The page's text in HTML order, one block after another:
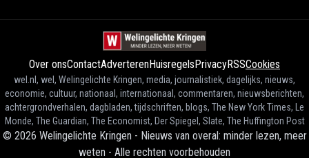
Over onsContactAdverterenHuisregelsPrivacyRSSCookies
wel.nl, wel, Welingelichte Kringen, media, journalistiek, dagelijks, nieuws,
economie, cultuur, nationaal, internationaal, commentaren, nieuwsberichten,
achtergrondverhalen, dagbladen, tijdschriften, blogs, The New York Times, Le
Monde, The Guardian, The Economist, Der Spiegel, Slate, The Huffington Post
© 2026 Welingelichte Kringen - Nieuws van overal: minder lezen, meer
weten - Alle rechten voorbehouden